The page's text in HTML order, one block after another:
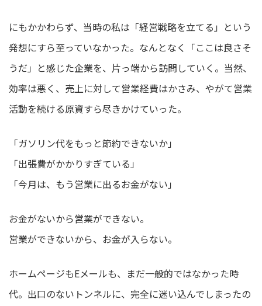
にもかかわらず、当時の私は「経営戦略を立てる」という
発想にすら至っていなかった。なんとなく「ここは良さそ
うだ」と感じた企業を、片っ端から訪問していく。当然、
効率は悪く、売上に対して営業経費はかさみ、やがて営業
活動を続ける原資すら尽きかけていった。
「ガソリン代をもっと節約できないか」
「出張費がかかりすぎている」
「今月は、もう営業に出るお金がない」
お金がないから営業ができない。
営業ができないから、お金が入らない。
ホームページもEメールも、まだ一般的ではなかった時
代。出口のないトンネルに、完全に迷い込んでしまったの